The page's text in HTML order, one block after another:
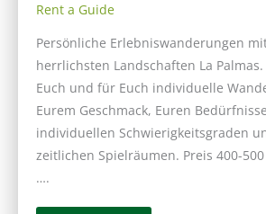
Rent a Guide
Persönliche Erlebniswanderungen
herrlichsten Landschaften La
Euch und für Euch individuelle
Eurem Geschmack, Euren
individuellen Schwierigkeitsgraden
zeitlichen Spielräumen. Preis 400-
….